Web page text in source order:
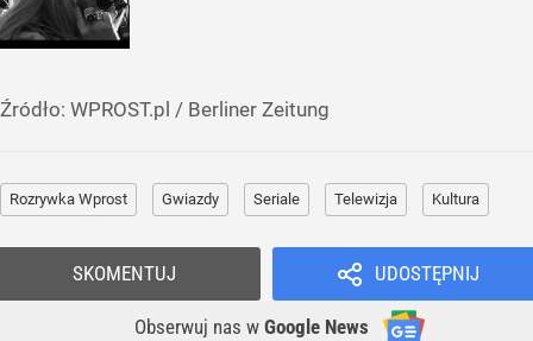
Źródło: WPROST.pl / Berliner Zeitung
Rozrywka Wprost Gwiazdy Seriale Telewizja Kultura
UDOSTĘPNIJ
Obserwuj nas w Google News
SKOMENTUJ